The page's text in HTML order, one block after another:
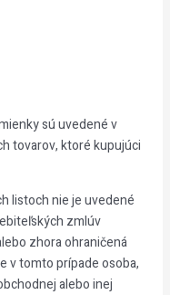
sú uvedené v
tovarov, ktoré kupujúci
listoch nie je uvedené
zmlúv
zhora ohraničená
v tomto prípade osoba,
alebo inej